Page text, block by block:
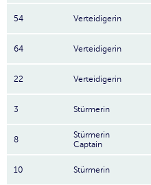
54 Verteidigerin
64 Verteidigerin
22 Verteidigerin
3 Stürmerin
8
Stürmerin
Captain
10 Stürmerin